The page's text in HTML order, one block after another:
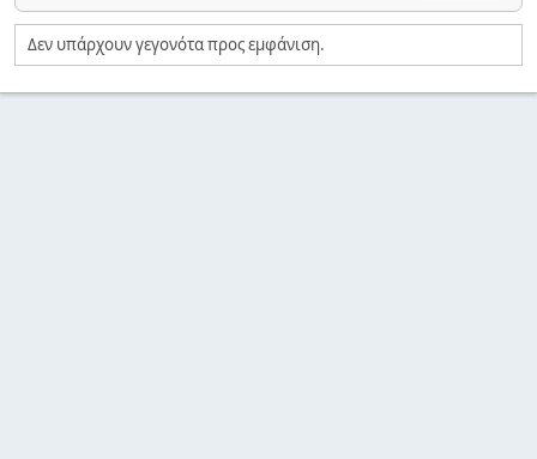
Δεν υπάρχουν γεγονότα προς εμφάνιση.